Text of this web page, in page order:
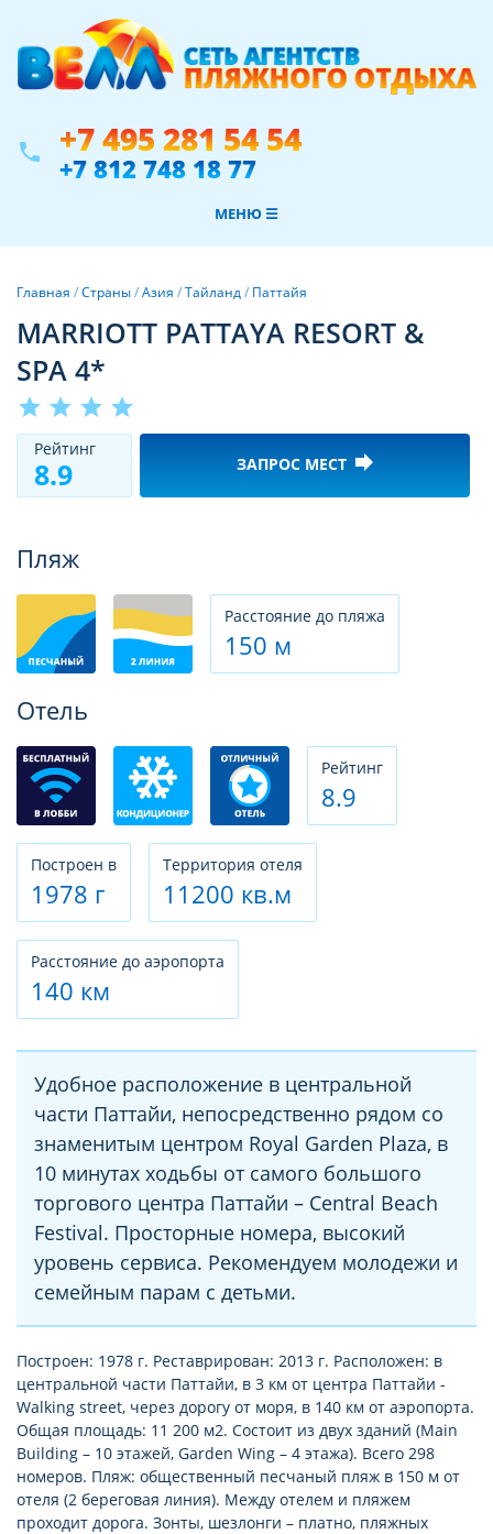
phone +7 495 281 54 54
+7 812 748 18 77
МЕНЮ ☰
Главная /Страны/Азия /Тайланд/ Паттайя
MARRIOTT PATTAYA RESORT &
SPA 4*
star star star star
Рeйтинг
8.9 ЗАПРОС МЕСТ forward
Пляж
Расстояние до пляжа
150 м
Отель
Рeйтинг
8.9
Построен в
1978 г
Территория отеля
11200 кв.м
Расстояние до аэропорта
140 км
Удобное расположение в центральной
части Паттайи, непосредственно рядом со
знаменитым центром Royal Garden Plaza, в
10 минутах ходьбы от самого большого
торгового центра Паттайи – Central Beach
Festival. Просторные номера, высокий
уровень сервиса. Рекомендуем молодежи и
семейным парам с детьми.
Построен: 1978 г. Реставрирован: 2013 г. Расположен: в
центральной части Паттайи, в 3 км от центра Паттайи -
Walking street, через дорогу от моря, в 140 км от аэропорта.
Общая площадь: 11 200 м2. Состоит из двух зданий (Main
Building – 10 этажей, Garden Wing – 4 этажа). Всего 298
номеров. Пляж: общественный песчаный пляж в 150 м от
отеля (2 береговая линия). Между отелем и пляжем
проходит дорога. Зонты, шезлонги – платно, пляжных